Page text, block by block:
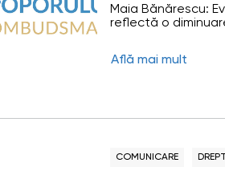
Maia Bănărescu:
reflectă o
deținutului
Află mai mult
COMUNICARE